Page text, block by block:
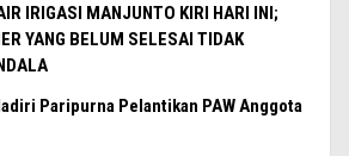
IRIGASI MANJUNTO KIRI HARI INI;
YANG BELUM SELESAI TIDAK
Paripurna Pelantikan PAW Anggota